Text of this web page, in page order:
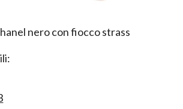
nero con fiocco strass